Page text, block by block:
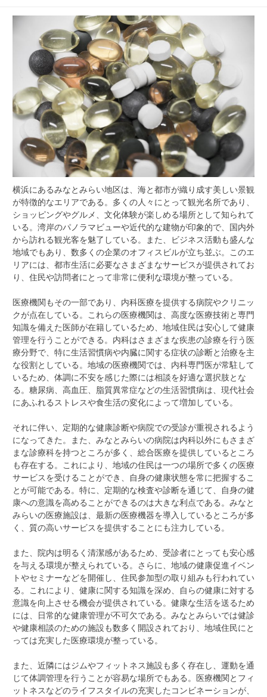
横浜にあるみなとみらい地区は、海と都市が織り成す美しい景観
が特徴的なエリアである。 多くの人々にとって観光名所であり、
ショッピングやグルメ、文化体験が楽しめる場所として知られて
いる。湾岸のパノラマビューや近代的な建物が印象的で、国内外
から訪れる観光客を魅了している。また、ビジネス活動も盛んな
地域でもあり、数多くの企業のオフィスビルが立ち並ぶ。このエ
リアには、都市生活に必要なさまざまなサービスが提供されてお
り、住民や訪問者にとって非常に便利な環境が整っている。
医療機関もその一部であり、内科医療を提供する病院やクリニッ
クが点在している。これらの医療機関は、高度な医療技術と専門
知識を備えた医師が在籍しているため、地域住民は安心して健康
管理を行うことができる。内科はさまざまな疾患の診療を行う医
療分野で、特に生活習慣病や内臓に関する症状の診断と治療を主
な役割としている。地域の医療機関では、内科専門医が常駐して
いるため、体調に不安を感じた際には相談を好適な選択肢とな
る。糖尿病、高血圧、脂質異常症などの生活習慣病は、現代社会
にあふれるストレスや食生活の変化によって増加している。
それに伴い、定期的な健康診断や病院での受診が重視されるよう
になってきた。また、みなとみらいの病院は内科以外にもさまざ
まな診療科を持つところが多く、総合医療を提供しているところ
も存在する。これにより、地域の住民は一つの場所で多くの医療
サービスを受けることができ、自身の健康状態を常に把握するこ
とが可能である。特に、定期的な検査や診断を通じて、自身の健
康への意識を高めることができるのは大きな利点である。みなと
みらいの医療施設は、最新の医療機器を導入しているところが多
く、質の高いサービスを提供することにも注力している。
また、院内は明るく清潔感があるため、受診者にとっても安心感
を与える環境が整えられている。さらに、地域の健康促進イベン
トやセミナーなどを開催し、住民参加型の取り組みも行われてい
る。これにより、健康に関する知識を深め、自らの健康に対する
意識を向上させる機会が提供されている。健康な生活を送るため
には、日常的な健康管理が不可欠である。みなとみらいでは健診
や健康相談のための施設も数多く開設されており、地域住民にと
っては充実した医療環境が整っている。
また、近隣にはジムやフィットネス施設も多く存在し、運動を通
じて体調管理を行うことが容易な場所でもある。医療機関とフィ
ットネスなどのライフスタイルの充実したコンビネーションが、